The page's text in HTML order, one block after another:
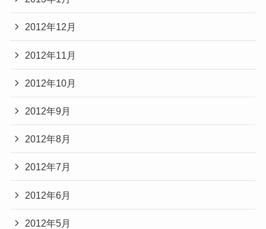
2012年12月
2012年11月
2012年10月
2012年9月
2012年8月
2012年7月
2012年6月
2012年5月